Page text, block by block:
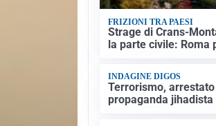
FRIZIONI TRA PAESI
Strage di Crans-
la parte civile: Roma
INDAGINE DIGOS
Terrorismo,
propaganda jihadista